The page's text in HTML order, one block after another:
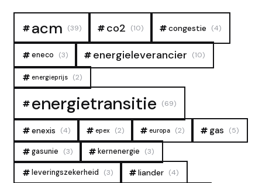
acm (39) co2 (10) congestie (4)
eneco (3) energieleverancier (10)
energieprijs (2)
energietransitie (69)
enexis (4) epex (2) europa (2) gas (5)
gasunie (3) kernenergie (3)
leveringszekerheid (3) liander (4)